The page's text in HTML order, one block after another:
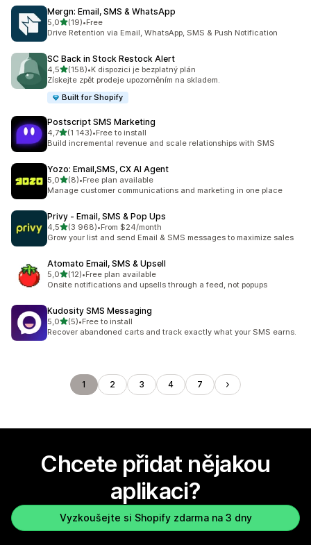
Mergn: Email, SMS & WhatsApp
5,0z 5 hvězd
(19)
Celkový počet recenzí: 19
•Free
Drive Retention via Email, WhatsApp, SMS & Push Notification
SC Back in Stock Restock Alert
4,5z 5 hvězd
(158)
Celkový počet recenzí: 158
•K dispozici je bezplatný plán
Získejte zpět prodeje upozorněním na skladem.
Built for Shopify
Postscript SMS Marketing
4,7z 5 hvězd
(1 143)
Celkový počet recenzí: 1143
•Free to install
Build incremental revenue and scale relationships with SMS
Yozo: Email,SMS, CX AI Agent
5,0z 5 hvězd
(8)
Celkový počet recenzí: 8
•Free plan available
Manage customer communications and marketing in one place
Privy ‑ Email, SMS & Pop Ups
4,5z 5 hvězd
(3 968)
Celkový počet recenzí: 3968
•From $24/month
Grow your list and send Email & SMS messages to maximize sales
Atomato Email, SMS & Upsell
5,0z 5 hvězd
(12)
Celkový počet recenzí: 12
•Free plan available
Onsite notifications and upsells through a feed, not popups
Kudosity SMS Messaging
5,0z 5 hvězd
(5)
Celkový počet recenzí: 5
•Free to install
Recover abandoned carts and track exactly what your SMS earns.
1 2 3 4 7
Chcete přidat nějakou
aplikaci?
Vyzkoušejte si Shopify zdarma na 3 dny